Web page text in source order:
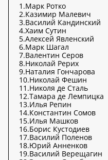
1.Марк Ротко
2.Казимир Малевич
3.Василий Кандинский
4.Хаим Сутин
5.Алексей Явленский
6.Марк Шагал
7.Валентин Серов
8.Николай Рерих
9.Наталия Гончарова
10.Николай Фешин
11.Николя де Сталь
12.Тамара де Лемпицка
13.Илья Репин
14.Константин Сомов
15.Илья Машков
16.Борис Кустодиев
17.Василий Поленов
18.Юрий Анненков
19.Василий Верещагин